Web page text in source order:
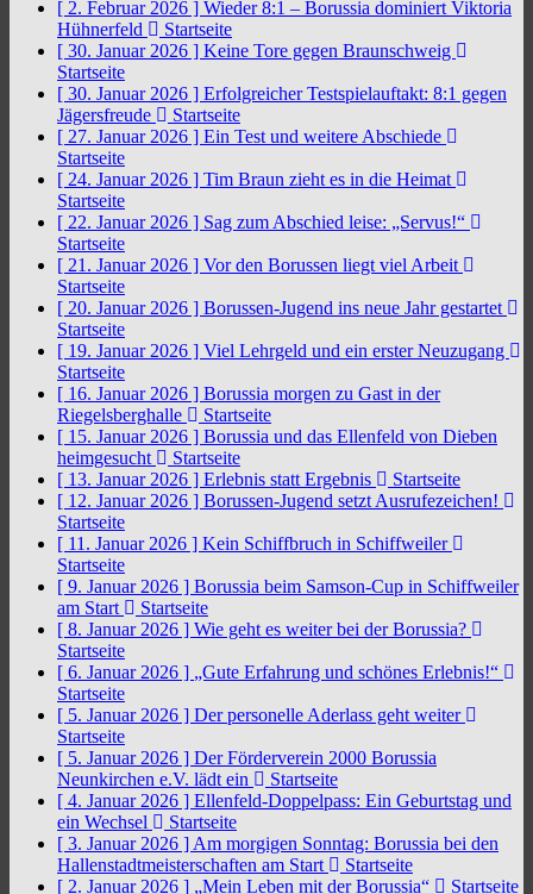
[ 2. Februar 2026 ] Wieder 8:1 – Borussia dominiert Viktoria
Hühnerfeld
Startseite
[ 30. Januar 2026 ] Keine Tore gegen Braunschweig
Startseite
[ 30. Januar 2026 ] Erfolgreicher Testspielauftakt: 8:1 gegen
Jägersfreude
Startseite
[ 27. Januar 2026 ] Ein Test und weitere Abschiede
Startseite
[ 24. Januar 2026 ] Tim Braun zieht es in die Heimat
Startseite
[ 22. Januar 2026 ] Sag zum Abschied leise: „Servus!“
Startseite
[ 21. Januar 2026 ] Vor den Borussen liegt viel Arbeit
Startseite
[ 20. Januar 2026 ] Borussen-Jugend ins neue Jahr gestartet
Startseite
[ 19. Januar 2026 ] Viel Lehrgeld und ein erster Neuzugang
Startseite
[ 16. Januar 2026 ] Borussia morgen zu Gast in der
Riegelsberghalle
Startseite
[ 15. Januar 2026 ] Borussia und das Ellenfeld von Dieben
heimgesucht
Startseite
[ 13. Januar 2026 ] Erlebnis statt Ergebnis
Startseite
[ 12. Januar 2026 ] Borussen-Jugend setzt Ausrufezeichen!
Startseite
[ 11. Januar 2026 ] Kein Schiffbruch in Schiffweiler
Startseite
[ 9. Januar 2026 ] Borussia beim Samson-Cup in Schiffweiler
am Start
Startseite
[ 8. Januar 2026 ] Wie geht es weiter bei der Borussia?
Startseite
[ 6. Januar 2026 ] „Gute Erfahrung und schönes Erlebnis!“
Startseite
[ 5. Januar 2026 ] Der personelle Aderlass geht weiter
Startseite
[ 5. Januar 2026 ] Der Förderverein 2000 Borussia
Neunkirchen e.V. lädt ein
Startseite
[ 4. Januar 2026 ] Ellenfeld-Doppelpass: Ein Geburtstag und
ein Wechsel
Startseite
[ 3. Januar 2026 ] Am morgigen Sonntag: Borussia bei den
Hallenstadtmeisterschaften am Start
Startseite
[ 2. Januar 2026 ] „Mein Leben mit der Borussia“
Startseite